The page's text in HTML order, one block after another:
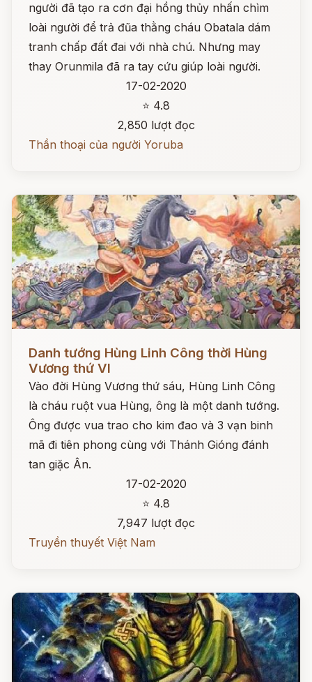
người đã tạo ra cơn đại hồng thủy nhấn chìm
loài người để trả đũa thằng cháu Obatala dám
tranh chấp đất đai với nhà chú. Nhưng may
thay Orunmila đã ra tay cứu giúp loài người.
17-02-2020
⭐ 4.8
2,850 lượt đọc
Thần thoại của người Yoruba
Danh tướng Hùng Linh Công thời Hùng
Vương thứ VI
Vào đời Hùng Vương thứ sáu, Hùng Linh Công
là cháu ruột vua Hùng, ông là một danh tướng.
Ông được vua trao cho kim đao và 3 vạn binh
mã đi tiên phong cùng với Thánh Gióng đánh
tan giặc Ân.
17-02-2020
⭐ 4.8
7,947 lượt đọc
Truyền thuyết Việt Nam